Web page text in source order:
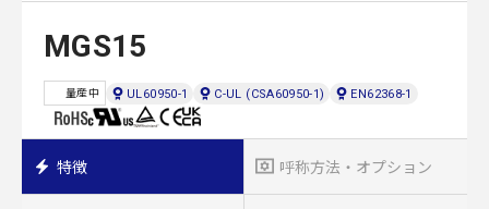
MGS15
量産中 UL60950-1 C-UL (CSA60950-1) EN62368-1
特徴 呼称方法・オプション